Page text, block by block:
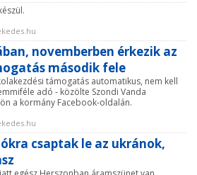
novemberben érkezik az
második fele
támogatás automatikus, nem kell
adó - közölte Szondi Vanda
a kormány Facebook-oldalán.
csaptak le az ukránok,